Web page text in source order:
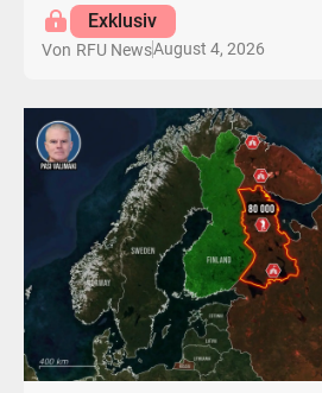
Exklusiv
Von RFU NewsAugust 4, 2026